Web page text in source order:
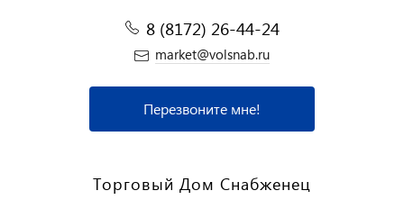
8 (8172) 26-44-24
market@volsnab.ru
Перезвоните мне!
Торговый Дом Снабженец